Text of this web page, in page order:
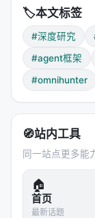
性。一个节点
参谋发现异常
---
五、缸中之脑
把商业大模型
被工具化的逻
Grok 4.3 的"
的真相。这个
籍、网页、
模型、某种
🏷️本文标签
#深度研究
#agent框架
#omnihunter
🧭站内工具
同一站点更多能
🏠
首页
最新话题